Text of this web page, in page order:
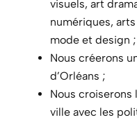
visuels, art
numériques,
mode et design ;
Nous créerons
d’Orléans ;
Nous
ville avec les